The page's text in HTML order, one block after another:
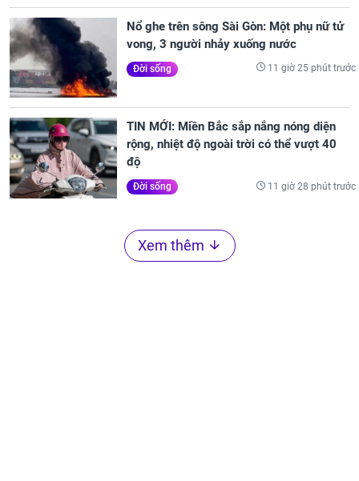
Nổ ghe trên sông Sài Gòn: Một phụ nữ tử
vong, 3 người nhảy xuống nước
Đời sống 11 giờ 25 phút trước
TIN MỚI: Miền Bắc sắp nắng nóng diện
rộng, nhiệt độ ngoài trời có thể vượt 40
độ
Đời sống 11 giờ 28 phút trước
Xem thêm